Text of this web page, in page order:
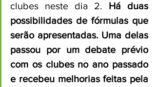
clubes neste dia 2. Há duas
possibilidades de fórmulas que
serão apresentadas. Uma delas
passou por um debate prévio
com os clubes no ano passado
e recebeu melhorias feitas pela